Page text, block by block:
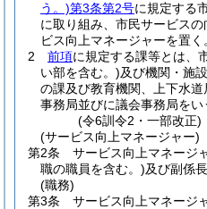
う。)第3条第2号に規定する
に取り組み、市民サービス
ビス向上マネージャーを置く
2
前項に規定する課等とは、
い部を含む。)及び機関・施
の課及び教育機関、上下水
事務局並びに議会事務局をい
(令6訓令2・一部改正)
(サービス向上マネージャー)
第2条
サービス向上マネージ
職の職員を含む。)及び副係
(職務)
第3条
サービス向上マネージ